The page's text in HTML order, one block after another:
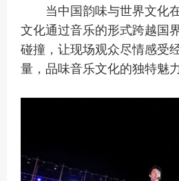
当中国韵味与世界文化
文化通过音乐的形式跨越国
碰撞，让现场观众尽情感受
量，品味音乐文化的独特魅力